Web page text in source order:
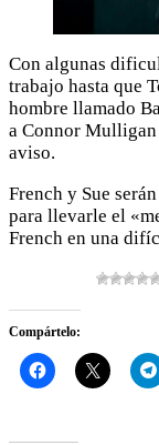
Con algunas
trabajo hasta que
hombre llamado
a Connor Mulligan
aviso.
French y Sue
para llevarle el
French en una
Compártelo: